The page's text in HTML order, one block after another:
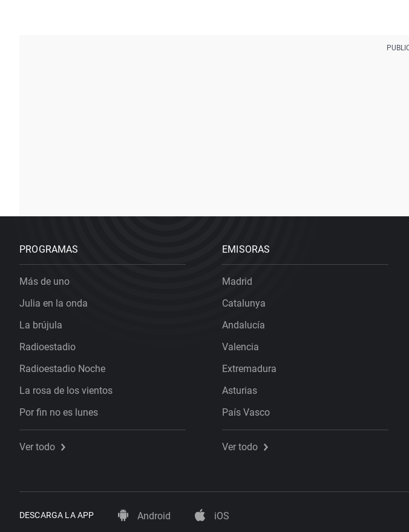
PROGRAMAS
Más de uno
Julia en la onda
La brújula
Radioestadio
Radioestadio Noche
La rosa de los vientos
Por fin no es lunes
Ver todo
EMISORAS
Madrid
Catalunya
Andalucía
Valencia
Extremadura
Asturias
País Vasco
Ver todo
DESCARGA LA APP Android iOS